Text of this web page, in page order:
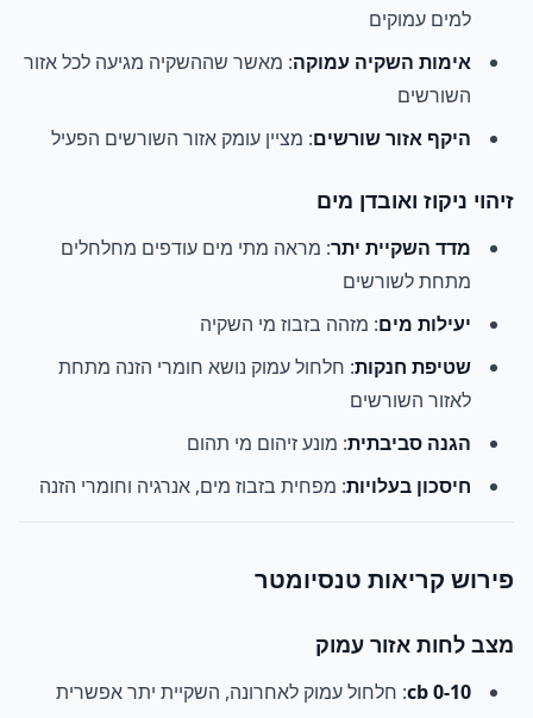
למים עמוקים
אימות השקיה עמוקה: מאשר שההשקיה מגיעה לכל אזור
השורשים
היקף אזור שורשים: מציין עומק אזור השורשים הפעיל
זיהוי ניקוז ואובדן מים
מדד השקיית יתר: מראה מתי מים עודפים מחלחלים
מתחת לשורשים
יעילות מים: מזהה בזבוז מי השקיה
שטיפת חנקות: חלחול עמוק נושא חומרי הזנה מתחת
לאזור השורשים
הגנה סביבתית: מונע זיהום מי תהום
חיסכון בעלויות: מפחית בזבוז מים, אנרגיה וחומרי הזנה
פירוש קריאות טנסיומטר
מצב לחות אזור עמוק
0-10 cb : חלחול עמוק לאחרונה, השקיית יתר אפשרית